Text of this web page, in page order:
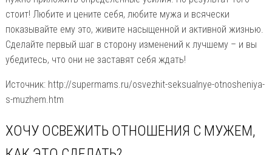
стоит! Любите и цените себя, любите мужа и всячески
показывайте ему это, живите насыщенной и активной жизнью.
Сделайте первый шаг в сторону изменений к лучшему – и вы
убедитесь, что они не заставят себя ждать!
Источник: http://supermams.ru/osvezhit-seksualnye-otnosheniya-
s-muzhem.htm
ХОЧУ ОСВЕЖИТЬ ОТНОШЕНИЯ С МУЖЕМ,